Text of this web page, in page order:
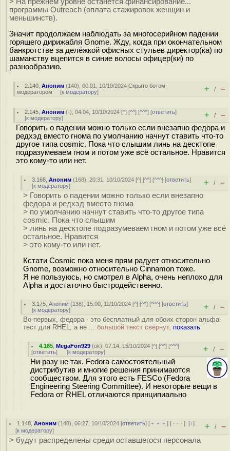
программы Outreach (оплата стажировок женщин и
меньшинств).
Значит продолжаем наблюдать за многосерийном падении
горящего дирижабля Gnome. Жду, когда при окончательном
банкротстве за делёжкой офисных стульев директор(ка) по
шаманству вцепится в синие волосы офицер(ки) по
разнообразию.
2.140 ,Аноним (140), 00:01, 10/10/2024Скрыто ботом-
модератором [к модератору] + / –
2.145 ,Аноним (-), 04:04, 10/10/2024 [^] [^^] [^^^] [ответить]
[к модератору] + / –
Говорить о падении можно только если внезапно федора и
редхэд вместо гнома по умолчанию начнут ставить что-то
другое типа cosmic. Пока что слышим линь на десктопе
подразумеваем гном и потом уже всё остальное. Нравится
это кому-то или нет.
3.168 ,Аноним (168), 20:31, 10/10/2024 [^] [^^] [^^^] [ответить]
[к модератору] + / –
> Говорить о падении можно только если внезапно
федора и редхэд вместо гнома
> по умолчанию начнут ставить что-то другое типа
cosmic. Пока что слышим
> линь на десктопе подразумеваем гном и потом уже всё
остальное. Нравится
> это кому-то или нет.
Кстати Cosmic пока меня прям радует относительно
Gnome, возможно относительно Cinnamon тоже.
Я не пользуюсь, но смотрел в Alpha, очень неплохо для
Alpha и достаточно быстродейственно.
3.175 ,Аноним (138), 15:00, 11/10/2024 [^] [^^] [^^^] [ответить]
[к модератору] + / –
Во-первых, федора - это бесплатный для обоих сторон альфа-
тест для RHEL, а не ... большой текст свёрнут, показать
4.185 ,MegaFon929 (ok), 07:14, 15/10/2024 [^] [^^] [^^^]
[ответить] [к модератору] + / –
Ни разу не так. Fedora самостоятельный
дистрибутив и многие решения принимаются
сообществом. Для этого есть FESCo (Fedora
Engineering Steering Committee). И некоторые вещи в
Fedora от RHEL отличаются принципиально
1.148 ,Аноним (148), 06:27, 10/10/2024 [ответить] [ ﹢﹢﹢] [ · · ·][↑]
[к модератору] + / –
> будут распределены среди оставшегося персонала